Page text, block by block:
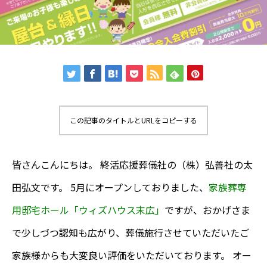
この記事のタイトルとURLをコピーする
皆さんこんにちは。 終活応援葬儀社の（株）弘善社の太
田弘文です。 5月にオープンしておりました、 家族葬専
用邸宅ホール「ウィズハウス末広」 ですが、おかげさま
で少しづつ認知も広がり、葬儀施行させていただいたご
家族様からも大変良い評価をいただいております。 オー